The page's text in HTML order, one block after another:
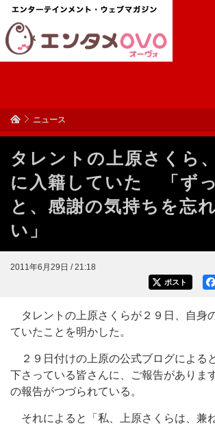
ニュース
タレントの上原さくら
に入籍していた 「ず
と、感謝の気持ちを忘
い」
2011年6月29日 / 21:18
ポスト
タレントの上原さくらが２９日、自身
ていたことを明かした。
２９日付けの上原の公式ブログによる
下さっている皆さんに、ご報告がありま
の報告がつづられている。
それによると「私、上原さくらは、兼